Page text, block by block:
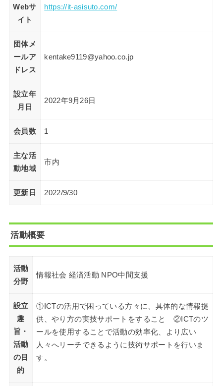
Webサ
イト
https://it-asisuto.com/
団体メ
ールア
ドレス
kentake9119@yahoo.co.jp
設立年
月日
2022年9月26日
会員数 1
主な活
動地域
市内
更新日 2022/9/30
活動概要
活動
分野
情報社会 経済活動 NPO中間支援
設立
趣
旨・
活動
の目
的
①ICTの活用で困っている方々に、具体的な情報提
供、やり方の実技サポートをすること ②ICTのツ
ールを使用することで活動の効率化、より広い
人々へリーチできるように技術サポートを行いま
す。